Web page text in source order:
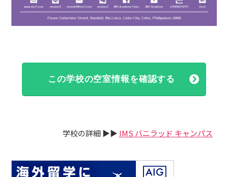
この学校の空室情報を確認する
学校の詳細 ▶▶ IMS バニラッド キャンパス